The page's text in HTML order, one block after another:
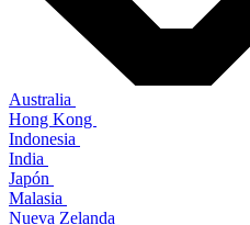
Australia
Hong Kong
Indonesia
India
Japón
Malasia
Nueva Zelanda